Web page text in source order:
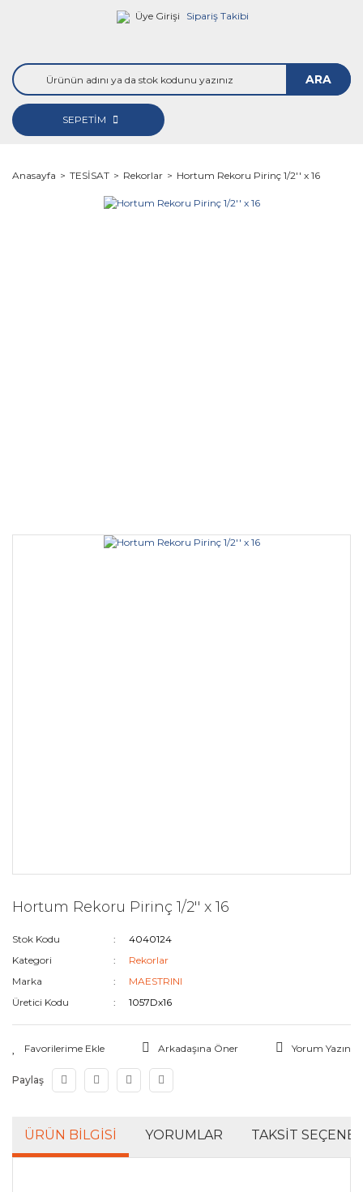
Üye Girişi Sipariş Takibi
ARA
SEPETİM
Anasayfa TESİSAT Rekorlar Hortum Rekoru Pirinç 1/2'' x 16
Hortum Rekoru Pirinç 1/2'' x 16
Stok Kodu
4040124
Kategori
Rekorlar
Marka
MAESTRINI
Üretici Kodu
1057Dx16
Arkadaşına Öner Yorum Yazın
Paylaş
ÜRÜN BILGISI YORUMLAR TAKSIT